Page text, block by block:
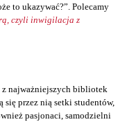
to ukazywać?”. Polecamy
czyli inwigilacja z
z najważniejszych bibliotek
przez nią setki studentów,
pasjonaci, samodzielni